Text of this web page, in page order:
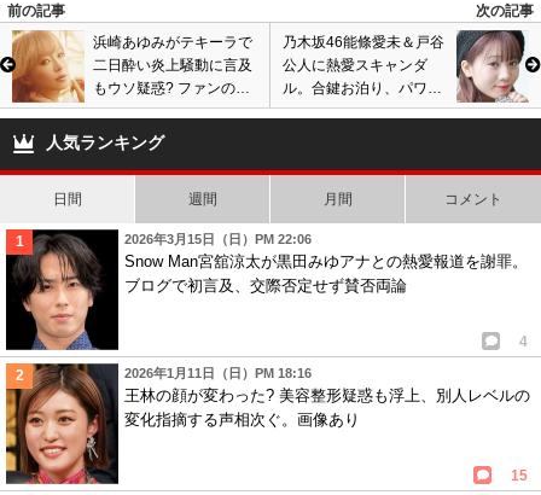
前の記事
次の記事
浜崎あゆみがテキーラで
二日酔い炎上騒動に言及
もウソ疑惑? ファンの言
い争いに苦言も効果無
し、新たな画像投稿で物
議醸す
乃木坂46能條愛未＆戸谷
公人に熱愛スキャンダ
ル。合鍵お泊り、パワー
スポットドライブデート
人気ランキング
日間 週間 月間 コメント
2026年3月15日（日）PM 22:06
Snow Man宮舘涼太が黒田みゆアナとの熱愛報道を謝罪。
ブログで初言及、交際否定せず賛否両論
4
2026年1月11日（日）PM 18:16
王林の顔が変わった? 美容整形疑惑も浮上、別人レベルの
変化指摘する声相次ぐ。画像あり
15